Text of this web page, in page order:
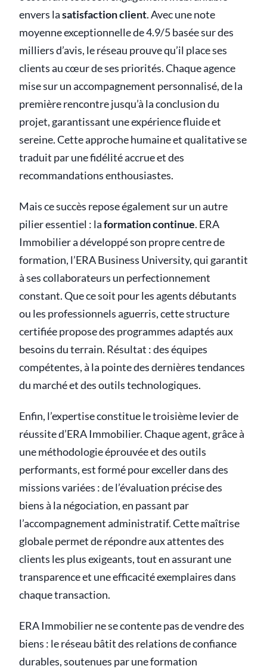
envers lasatisfaction client. Avec une note
moyenne exceptionnelle de 4.9/5 basée sur des
milliers d’avis, le réseau prouve qu’il place ses
clients au cœur de ses priorités. Chaque agence
mise sur un accompagnement personnalisé, de la
première rencontre jusqu’à la conclusion du
projet, garantissant une expérience fluide et
sereine. Cette approche humaine et qualitative se
traduit par une fidélité accrue et des
recommandations enthousiastes.
Mais ce succès repose également sur un autre
pilier essentiel : laformation continue. ERA
Immobilier a développé son propre centre de
formation, l’ERA Business University, qui garantit
à ses collaborateurs un perfectionnement
constant. Que ce soit pour les agents débutants
ou les professionnels aguerris, cette structure
certifiée propose des programmes adaptés aux
besoins du terrain. Résultat : des équipes
compétentes, à la pointe des dernières tendances
du marché et des outils technologiques.
Enfin, l’expertise constitue le troisième levier de
réussite d’ERA Immobilier. Chaque agent, grâce à
une méthodologie éprouvée et des outils
performants, est formé pour exceller dans des
missions variées : de l’évaluation précise des
biens à la négociation, en passant par
l’accompagnement administratif. Cette maîtrise
globale permet de répondre aux attentes des
clients les plus exigeants, tout en assurant une
transparence et une efficacité exemplaires dans
chaque transaction.
ERA Immobilier ne se contente pas de vendre des
biens : le réseau bâtit des relations de confiance
durables, soutenues par une formation